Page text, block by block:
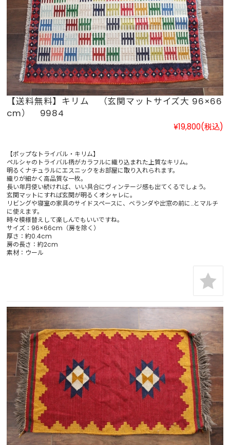
【送料無料】キリム （玄関マットサイズ大 96×66
cm） 9984
¥19,800(税込)
【ポップなトライバル・キリム】
ペルシャのトライバル柄がカラフルに織り込まれた上質なキリム。
明るくナチュラルにエスニックをお部屋に取り入れられます。
織りが細かく高品質な一枚。
長い年月使い続ければ、いい具合にヴィンテージ感も出てくるでしょう。
玄関マットにすれば玄関が明るくオシャレに。
リビングや寝室の家具のサイドスペースに、ベランダや出窓の前に…とマルチ
に使えます。
時々模様替えして楽しんでもいいですね。
サイズ：96×66cm（房を除く）
厚さ：約0.4cm
房の長さ：約2cm
素材：ウール